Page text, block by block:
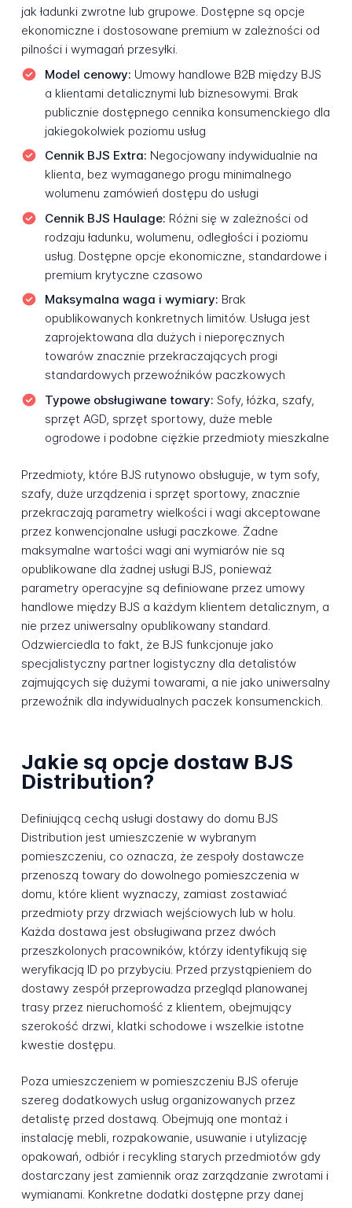
jak ładunki zwrotne lub grupowe. Dostępne są opcje
ekonomiczne i dostosowane premium w zależności od
pilności i wymagań przesyłki.
Model cenowy: Umowy handlowe B2B między BJS
a klientami detalicznymi lub biznesowymi. Brak
publicznie dostępnego cennika konsumenckiego dla
jakiegokolwiek poziomu usług
Cennik BJS Extra: Negocjowany indywidualnie na
klienta, bez wymaganego progu minimalnego
wolumenu zamówień dostępu do usługi
Cennik BJS Haulage: Różni się w zależności od
rodzaju ładunku, wolumenu, odległości i poziomu
usług. Dostępne opcje ekonomiczne, standardowe i
premium krytyczne czasowo
Maksymalna waga i wymiary: Brak
opublikowanych konkretnych limitów. Usługa jest
zaprojektowana dla dużych i nieporęcznych
towarów znacznie przekraczających progi
standardowych przewoźników paczkowych
Typowe obsługiwane towary: Sofy, łóżka, szafy,
sprzęt AGD, sprzęt sportowy, duże meble
ogrodowe i podobne ciężkie przedmioty mieszkalne
Przedmioty, które BJS rutynowo obsługuje, w tym sofy,
szafy, duże urządzenia i sprzęt sportowy, znacznie
przekraczają parametry wielkości i wagi akceptowane
przez konwencjonalne usługi paczkowe. Żadne
maksymalne wartości wagi ani wymiarów nie są
opublikowane dla żadnej usługi BJS, ponieważ
parametry operacyjne są definiowane przez umowy
handlowe między BJS a każdym klientem detalicznym, a
nie przez uniwersalny opublikowany standard.
Odzwierciedla to fakt, że BJS funkcjonuje jako
specjalistyczny partner logistyczny dla detalistów
zajmujących się dużymi towarami, a nie jako uniwersalny
przewoźnik dla indywidualnych paczek konsumenckich.
Jakie są opcje dostaw BJS
Distribution?
Definiującą cechą usługi dostawy do domu BJS
Distribution jest umieszczenie w wybranym
pomieszczeniu, co oznacza, że zespoły dostawcze
przenoszą towary do dowolnego pomieszczenia w
domu, które klient wyznaczy, zamiast zostawiać
przedmioty przy drzwiach wejściowych lub w holu.
Każda dostawa jest obsługiwana przez dwóch
przeszkolonych pracowników, którzy identyfikują się
weryfikacją ID po przybyciu. Przed przystąpieniem do
dostawy zespół przeprowadza przegląd planowanej
trasy przez nieruchomość z klientem, obejmujący
szerokość drzwi, klatki schodowe i wszelkie istotne
kwestie dostępu.
Poza umieszczeniem w pomieszczeniu BJS oferuje
szereg dodatkowych usług organizowanych przez
detalistę przed dostawą. Obejmują one montaż i
instalację mebli, rozpakowanie, usuwanie i utylizację
opakowań, odbiór i recykling starych przedmiotów gdy
dostarczany jest zamiennik oraz zarządzanie zwrotami i
wymianami. Konkretne dodatki dostępne przy danej